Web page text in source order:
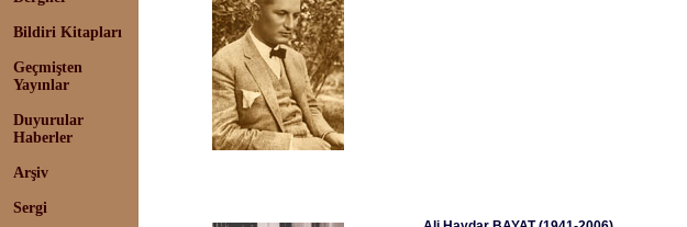
Bildiri Kitapları
Geçmişten
Yayınlar
Duyurular
Haberler
Arşiv
Sergi